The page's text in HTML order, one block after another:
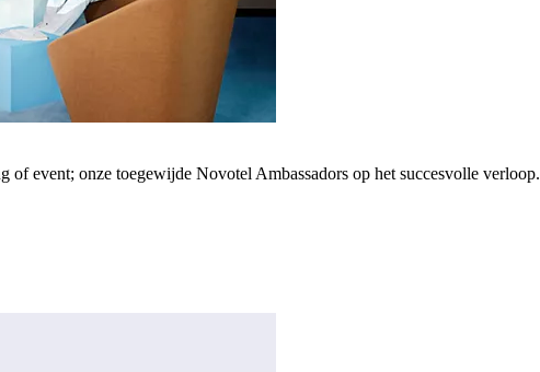
of event; onze toegewijde Novotel Ambassadors op het succesvolle verloop.